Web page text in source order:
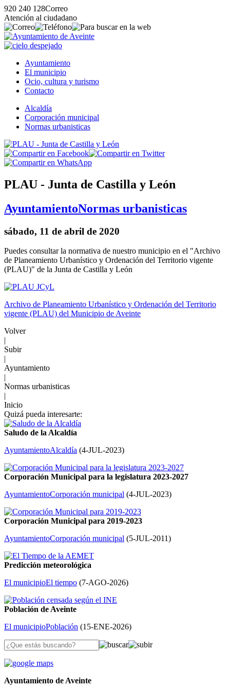
920 240 128Correo
Atención al ciudadano
Ayuntamiento
El municipio
Ocio, cultura y turismo
Contacto
Alcaldía
Corporación municipal
Normas urbanisticas
PLAU - Junta de Castilla y León
AyuntamientoNormas urbanisticas
sábado, 11 de abril de 2020
Puedes consultar la normativa de nuestro municipio en el "Archivo
de Planeamiento Urbanístico y Ordenación del Territorio vigente
(PLAU)" de la Junta de Castilla y León
Archivo de Planeamiento Urbanístico y Ordenación del Territorio
vigente (PLAU) del Municipio de Aveinte
Volver
|
Subir
|
Ayuntamiento
|
Normas urbanisticas
|
Inicio
Quizá pueda interesarte:
Saludo de la Alcaldía
AyuntamientoAlcaldía (4-JUL-2023)
Corporación Municipal para la legislatura 2023-2027
AyuntamientoCorporación municipal (4-JUL-2023)
Corporación Municipal para 2019-2023
AyuntamientoCorporación municipal (5-JUL-2011)
Predicción meteorológica
El municipioEl tiempo (7-AGO-2026)
Población de Aveinte
El municipioPoblación (15-ENE-2026)
Ayuntamiento de Aveinte